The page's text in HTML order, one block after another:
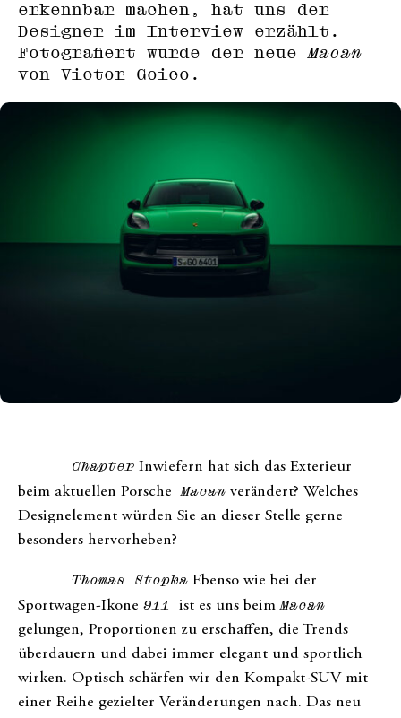
erkennbar machen, hat uns der
Designer im Interview erzählt.
Fotografiert wurde der neueMacan
von Victor Goico.
Chapter Inwiefern hat sich das Exterieur
beim aktuellen Porsche Macan verändert? Welches
Designelement würden Sie an dieser Stelle gerne
besonders hervorheben?
Thomas Stopka Ebenso wie bei der
Sportwagen-Ikone 911 ist es uns beimMacan
gelungen, Proportionen zu erschaffen, die Trends
überdauern und dabei immer elegant und sportlich
wirken. Optisch schärfen wir den Kompakt-SUV mit
einer Reihe gezielter Veränderungen nach. Das neu